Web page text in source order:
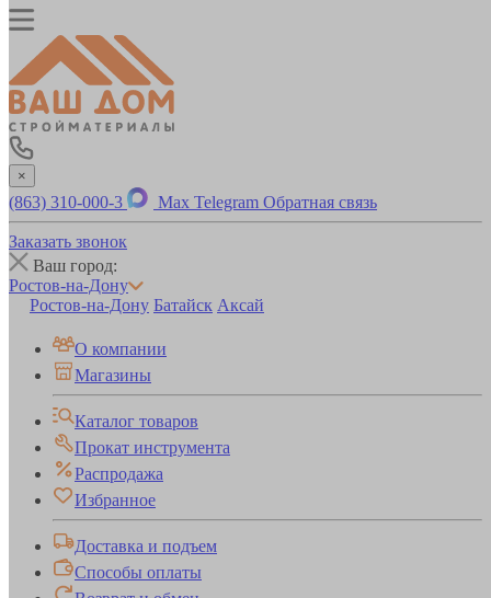
×
(863) 310-000-3 Max Telegram Обратная связь
Заказать звонок
Ваш город:
Ростов-на-Дону
Ростов-на-Дону Батайск Аксай
О компании
Магазины
Каталог товаров
Прокат инструмента
Распродажа
Избранное
Доставка и подъем
Способы оплаты